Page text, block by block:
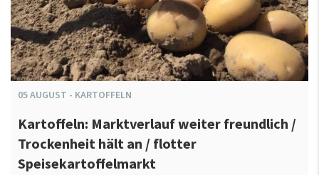
05AUGUST - KARTOFFELN
Kartoffeln: Marktverlauf weiter freundlich /
Trockenheit hält an / flotter
Speisekartoffelmarkt